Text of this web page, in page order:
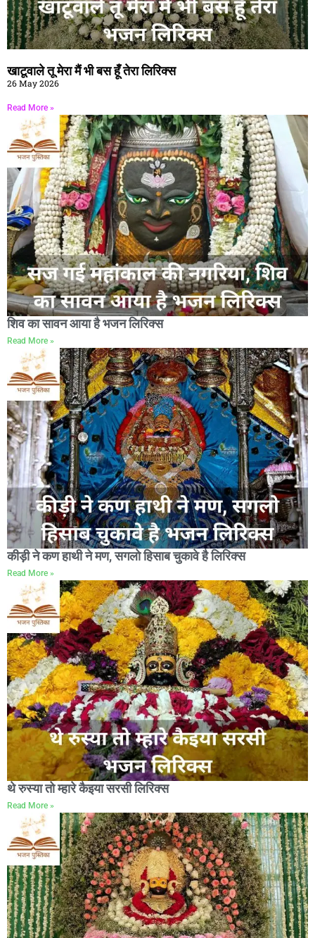
खाटूवाले तू मेरा मैं भी बस हूँ तेरा लिरिक्स
26 May 2026
Read More »
शिव का सावन आया है भजन लिरिक्स
Read More »
कीड़ी ने कण हाथी ने मण, सगलो हिसाब चुकावे है लिरिक्स
Read More »
थे रुस्या तो म्हारे कैइया सरसी लिरिक्स
Read More »